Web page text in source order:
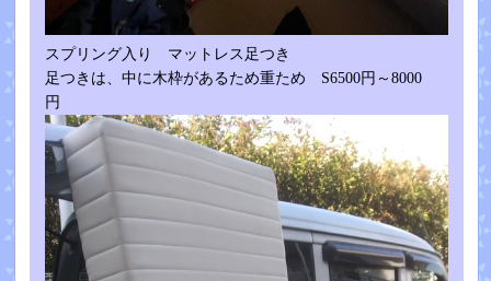
スプリング入り マットレス足つき
足つきは、中に木枠があるため重ため S6500円～8000
円